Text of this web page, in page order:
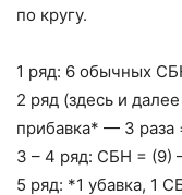
по кругу.
1 ряд: 6 обычных
2 ряд (здесь и
прибавка* — 3 раза
3 – 4 ряд: СБН = (9)
5 ряд: *1 убавка, 1